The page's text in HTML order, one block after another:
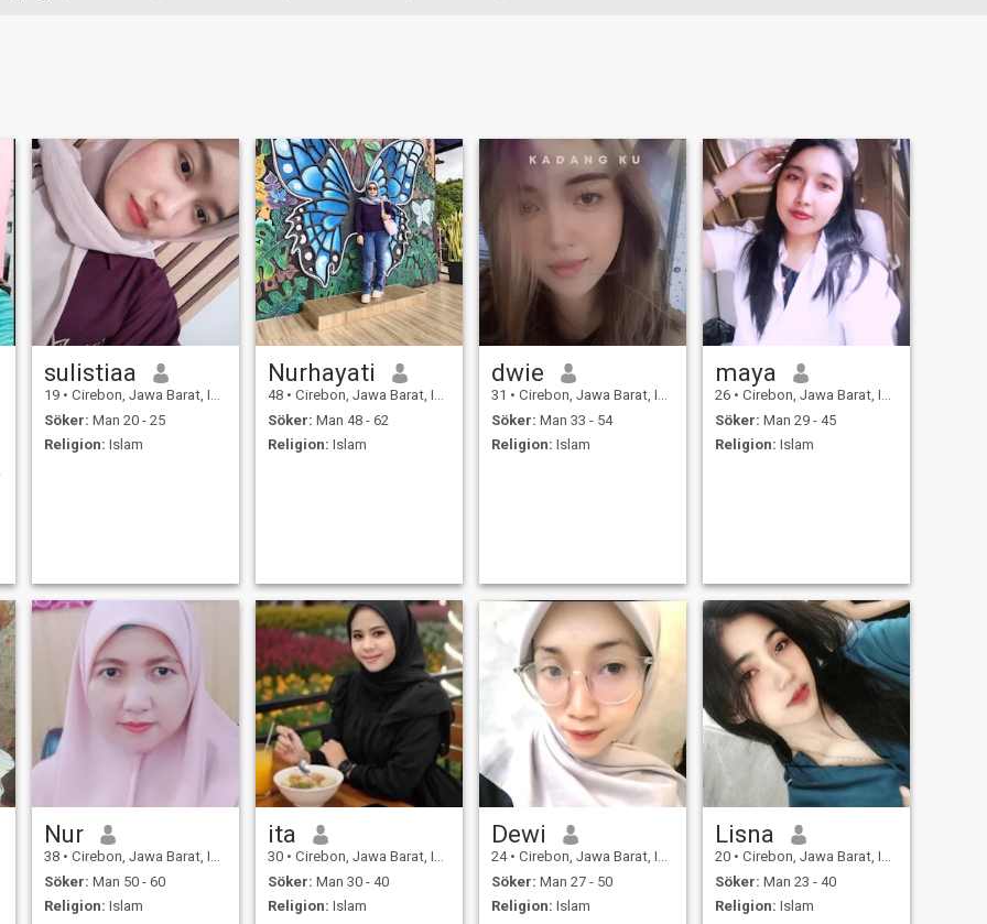
sulistiaa
19 • Cirebon, Jawa Barat, Indonesien
Söker: Man 20 - 25
Religion: Islam
Nurhayati
48 • Cirebon, Jawa Barat, Indonesien
Söker: Man 48 - 62
Religion: Islam
dwie
31 • Cirebon, Jawa Barat, Indonesien
Söker: Man 33 - 54
Religion: Islam
maya
26 • Cirebon, Jawa Barat, Indonesien
Söker: Man 29 - 45
Religion: Islam
Nur
38 • Cirebon, Jawa Barat, Indonesien
Söker: Man 50 - 60
Religion: Islam
ita
30 • Cirebon, Jawa Barat, Indonesien
Söker: Man 30 - 40
Religion: Islam
Dewi
24 • Cirebon, Jawa Barat, Indonesien
Söker: Man 27 - 50
Religion: Islam
Lisna
20 • Cirebon, Jawa Barat, Indonesien
Söker: Man 23 - 40
Religion: Islam